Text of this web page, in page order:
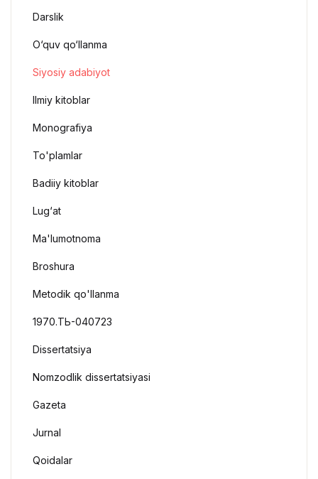
Darslik
O‘quv qo‘llanma
Siyosiy adabiyot
Ilmiy kitoblar
Monografiya
To'plamlar
Badiiy kitoblar
Lug‘at
Ma'lumotnoma
Broshura
Metodik qo'llanma
1970.ТЬ-040723
Dissertatsiya
Nomzodlik dissertatsiyasi
Gazeta
Jurnal
Qoidalar